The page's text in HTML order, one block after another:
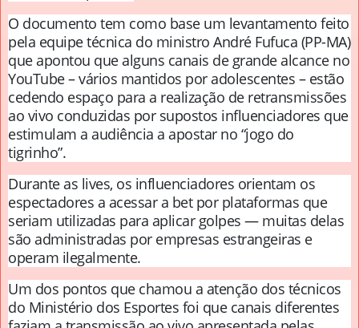
O documento tem como base um levantamento feito
pela equipe técnica do ministro André Fufuca (PP-MA)
que apontou que alguns canais de grande alcance no
YouTube – vários mantidos por adolescentes – estão
cedendo espaço para a realização de retransmissões
ao vivo conduzidas por supostos influenciadores que
estimulam a audiência a apostar no “jogo do
tigrinho”.
Durante as lives, os influenciadores orientam os
espectadores a acessar a bet por plataformas que
seriam utilizadas para aplicar golpes — muitas delas
são administradas por empresas estrangeiras e
operam ilegalmente.
Um dos pontos que chamou a atenção dos técnicos
do Ministério dos Esportes foi que canais diferentes